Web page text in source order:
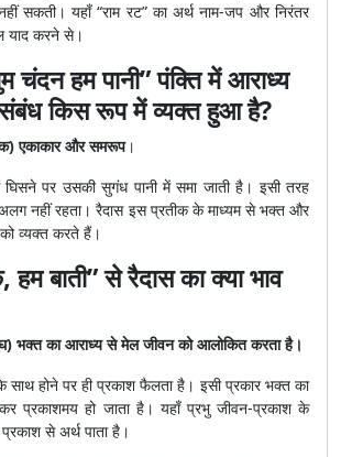
सकती। यहाँ “राम रट” का अर्थ नाम-जप और निरंतर
याद करने से।
चंदन हम पानी” पंक्ति में आराध्य
किस रूप में व्यक्त हुआ है?
एकाकार और समरूप।
घिसने पर उसकी सुगंध पानी में समा जाती है। इसी तरह
नहीं रहता। रैदास इस प्रतीक के माध्यम से भक्त और
व्यक्त करते हैं।
बाती” से रैदास का क्या भाव
भक्त का आराध्य से मेल जीवन को आलोकित करता है।
साथ होने पर ही प्रकाश फैलता है। इसी प्रकार भक्त का
प्रकाशमय हो जाता है। यहाँ प्रभु जीवन-प्रकाश के
से अर्थ पाता है।